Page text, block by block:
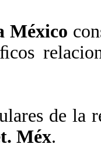
México
de la
Méx.